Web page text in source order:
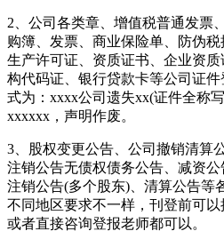
2、公司各类章、增值税普通发票
购簿、发票、商业保险单、防伪税
生产许可证、资质证书、企业资
构代码证、银行贷款卡等公司证
式为：xxxx公司遗失xx(证件全称
xxxxxx，声明作废。
3、股权变更公告、公司撤销清算
注销公告无债权债务公告、减资公
注销公告(多个股东)、清算公告等
不同地区要求不一样，刊登前可
或者直接咨询登报老师都可以。